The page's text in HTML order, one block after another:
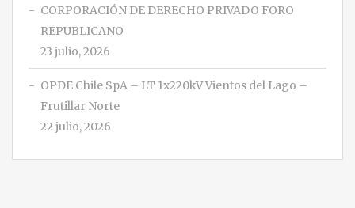
CORPORACIÓN DE DERECHO PRIVADO FORO
REPUBLICANO
23 julio, 2026
OPDE Chile SpA – LT 1x220kV Vientos del Lago –
Frutillar Norte
22 julio, 2026